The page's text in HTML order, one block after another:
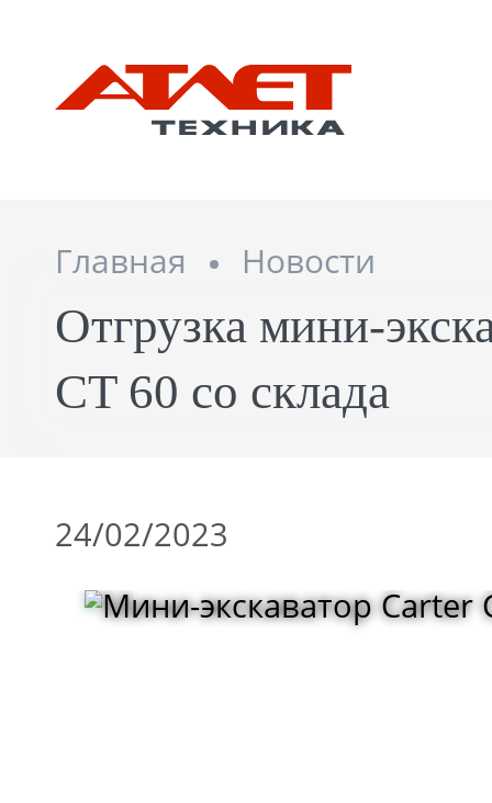
Главная Новости
Отгрузка мини-
CT 60 со склада
24/02/2023